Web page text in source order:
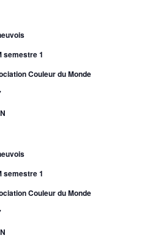
semestre 1
Couleur du Monde
semestre 1
Couleur du Monde